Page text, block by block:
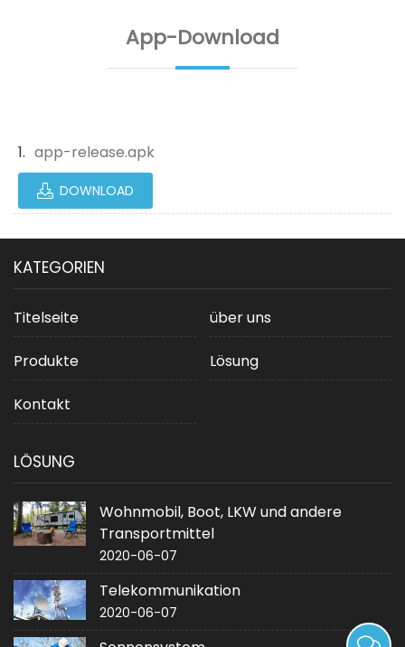
App-Download
app-release.apk
DOWNLOAD
KATEGORIEN
Titelseite über uns
Produkte Lösung
Kontakt
LÖSUNG
Wohnmobil, Boot, LKW und andere
Transportmittel
2020-06-07
Telekommunikation
2020-06-07